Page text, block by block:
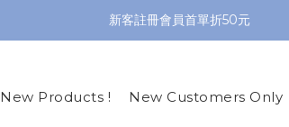
新客註冊會員首單折50元
New Products ! New Customers Only